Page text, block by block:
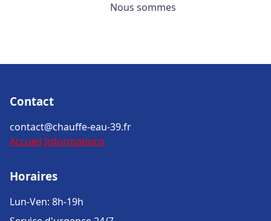
Nous sommes
Contact
contact@chauffe-eau-39.fr
Accueil Informations
Horaires
Lun-Ven: 8h-19h